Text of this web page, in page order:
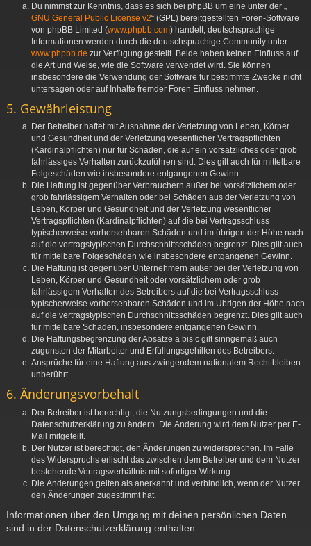
Du nimmst zur Kenntnis, dass es sich bei phpBB um eine unter der „
GNU General Public License v2“ (GPL) bereitgestellten Foren-Software
von phpBB Limited (www.phpbb.com) handelt; deutschsprachige
Informationen werden durch die deutschsprachige Community unter
www.phpbb.de zur Verfügung gestellt. Beide haben keinen Einfluss auf
die Art und Weise, wie die Software verwendet wird. Sie können
insbesondere die Verwendung der Software für bestimmte Zwecke nicht
untersagen oder auf Inhalte fremder Foren Einfluss nehmen.
5. Gewährleistung
Der Betreiber haftet mit Ausnahme der Verletzung von Leben, Körper
und Gesundheit und der Verletzung wesentlicher Vertragspflichten
(Kardinalpflichten) nur für Schäden, die auf ein vorsätzliches oder grob
fahrlässiges Verhalten zurückzuführen sind. Dies gilt auch für mittelbare
Folgeschäden wie insbesondere entgangenen Gewinn.
Die Haftung ist gegenüber Verbrauchern außer bei vorsätzlichem oder
grob fahrlässigem Verhalten oder bei Schäden aus der Verletzung von
Leben, Körper und Gesundheit und der Verletzung wesentlicher
Vertragspflichten (Kardinalpflichten) auf die bei Vertragsschluss
typischerweise vorhersehbaren Schäden und im übrigen der Höhe nach
auf die vertragstypischen Durchschnittsschäden begrenzt. Dies gilt auch
für mittelbare Folgeschäden wie insbesondere entgangenen Gewinn.
Die Haftung ist gegenüber Unternehmern außer bei der Verletzung von
Leben, Körper und Gesundheit oder vorsätzlichem oder grob
fahrlässigem Verhalten des Betreibers auf die bei Vertragsschluss
typischerweise vorhersehbaren Schäden und im Übrigen der Höhe nach
auf die vertragstypischen Durchschnittsschäden begrenzt. Dies gilt auch
für mittelbare Schäden, insbesondere entgangenen Gewinn.
Die Haftungsbegrenzung der Absätze a bis c gilt sinngemäß auch
zugunsten der Mitarbeiter und Erfüllungsgehilfen des Betreibers.
Ansprüche für eine Haftung aus zwingendem nationalem Recht bleiben
unberührt.
6. Änderungsvorbehalt
Der Betreiber ist berechtigt, die Nutzungsbedingungen und die
Datenschutzerklärung zu ändern. Die Änderung wird dem Nutzer per E-
Mail mitgeteilt.
Der Nutzer ist berechtigt, den Änderungen zu widersprechen. Im Falle
des Widerspruchs erlischt das zwischen dem Betreiber und dem Nutzer
bestehende Vertragsverhältnis mit sofortiger Wirkung.
Die Änderungen gelten als anerkannt und verbindlich, wenn der Nutzer
den Änderungen zugestimmt hat.
Informationen über den Umgang mit deinen persönlichen Daten
sind in der Datenschutzerklärung enthalten.